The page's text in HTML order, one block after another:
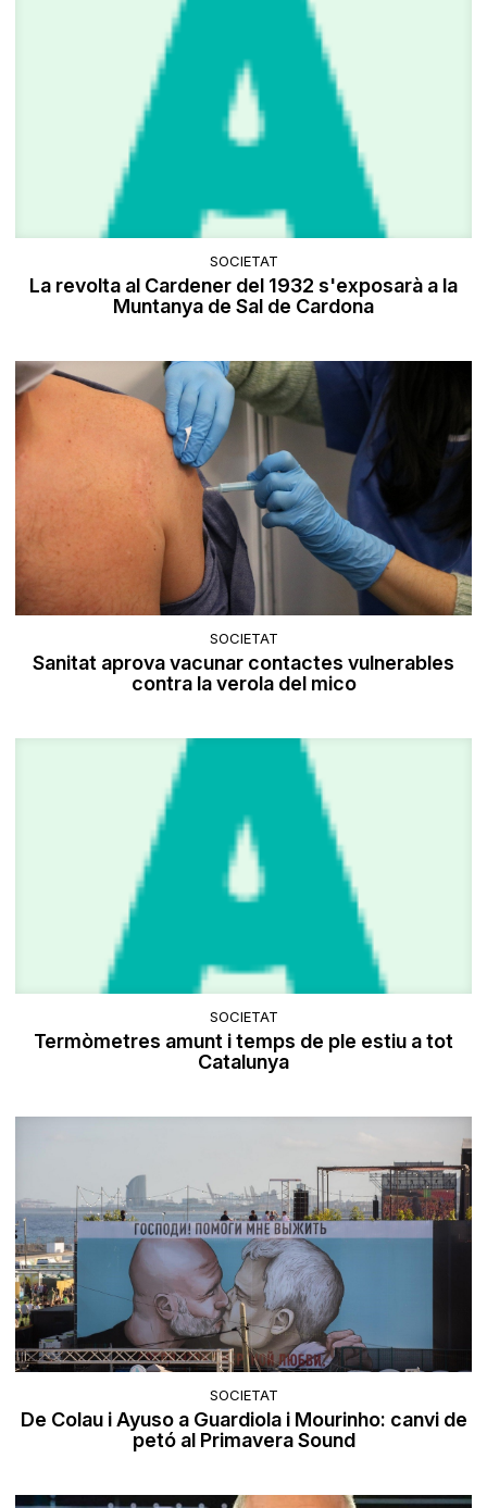
SOCIETAT
La revolta al Cardener del 1932 s'exposarà a la
Muntanya de Sal de Cardona
SOCIETAT
Sanitat aprova vacunar contactes vulnerables
contra la verola del mico
SOCIETAT
Termòmetres amunt i temps de ple estiu a tot
Catalunya
SOCIETAT
De Colau i Ayuso a Guardiola i Mourinho: canvi de
petó al Primavera Sound